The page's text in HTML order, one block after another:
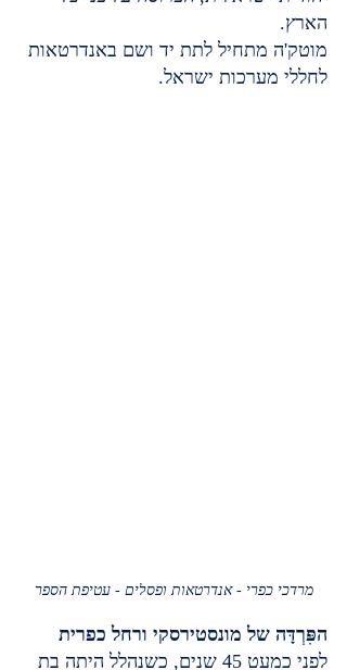
הארץ.
מוטק'ה מתחיל לתת יד ושם באנדרטאות
לחללי מערכות ישראל.
מרדכי כפרי - אנדרטאות ופסלים - עטיפת הספר
הפִּרְדָּה של מונסטירסקי ורחל כפרית
לפני כמעט 45 שנים, כשנהלל היתה בת